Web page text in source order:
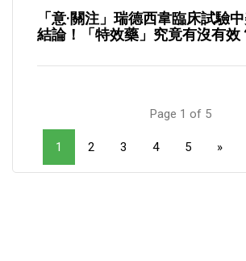
「意·關注」瑞德西韋臨床試驗
結論！「特效藥」究竟有沒有效
Page 1 of 5
1 2 3 4 5 »